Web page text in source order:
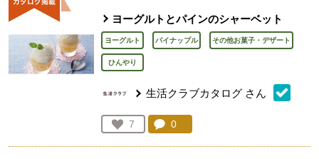
ヨーグルトとパインのシャーベット
ヨーグルト パイナップル その他お菓子・デザート
ひんやり
生活クラブカタログ さん
お気に入り登録：
7
人が登録
コメント：
0